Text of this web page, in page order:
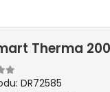
Therma
DR72585